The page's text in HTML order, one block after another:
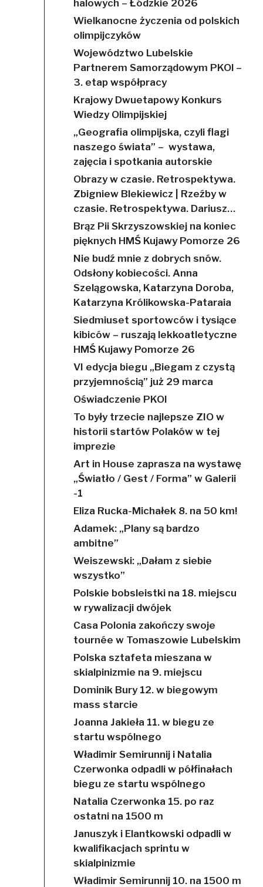
halowych – Łódzkie 2026
Wielkanocne życzenia od polskich
olimpijczyków
Województwo Lubelskie
Partnerem Samorządowym PKOl –
3. etap współpracy
Krajowy Dwuetapowy Konkurs
Wiedzy Olimpijskiej
„Geografia olimpijska, czyli flagi
naszego świata” – wystawa,
zajęcia i spotkania autorskie
Obrazy w czasie. Retrospektywa.
Zbigniew Blekiewicz | Rzeźby w
czasie. Retrospektywa. Dariusz…
Brąz Pii Skrzyszowskiej na koniec
pięknych HMŚ Kujawy Pomorze 26
Nie budź mnie z dobrych snów.
Odsłony kobiecości. Anna
Szelągowska, Katarzyna Doroba,
Katarzyna Królikowska-Pataraia
Siedmiuset sportowców i tysiące
kibiców – ruszają lekkoatletyczne
HMŚ Kujawy Pomorze 26
VI edycja biegu „Biegam z czystą
przyjemnością” już 29 marca
Oświadczenie PKOl
To były trzecie najlepsze ZIO w
historii startów Polaków w tej
imprezie
Art in House zaprasza na wystawę
„Światło / Gest / Forma” w Galerii
-1
Eliza Rucka-Michałek 8. na 50 km!
Adamek: „Plany są bardzo
ambitne”
Weiszewski: „Dałam z siebie
wszystko”
Polskie bobsleistki na 18. miejscu
w rywalizacji dwójek
Casa Polonia zakończy swoje
tournée w Tomaszowie Lubelskim
Polska sztafeta mieszana w
skialpinizmie na 9. miejscu
Dominik Bury 12. w biegowym
mass starcie
Joanna Jakieła 11. w biegu ze
startu wspólnego
Władimir Semirunnij i Natalia
Czerwonka odpadli w półfinałach
biegu ze startu wspólnego
Natalia Czerwonka 15. po raz
ostatni na 1500 m
Januszyk i Elantkowski odpadli w
kwalifikacjach sprintu w
skialpinizmie
Władimir Semirunnij 10. na 1500 m